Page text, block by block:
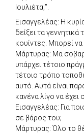
Ιουλιέτα;”.
Εισαγγελέας: Η
δείξει τα
κουίντες. Μπορεί να
Μάρτυρας: Μα
υπάρχει τέτοιο
τέτοιο τρόπο
αυτό. Αυτά είναι
κανένα λίγο να έχει
Εισαγγελέας: Για
σε βάρος του;
Μάρτυρας: Όλο το